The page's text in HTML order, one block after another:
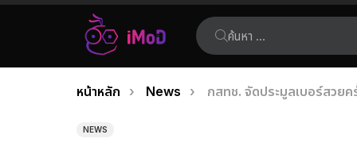
ค้นหา:
เรื่อง
ล่าสุด
คุณอยู่ที่นี่:
หน้าหลัก News กสทช. จัดประมูลเบอร์สวย
NEWS